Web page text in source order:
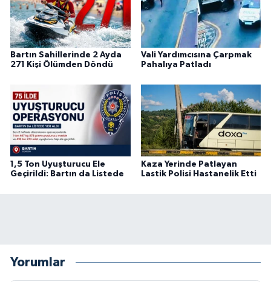
Bartın Sahillerinde 2 Ayda
271 Kişi Ölümden Döndü
Vali Yardımcısına Çarpmak
Pahalıya Patladı
1,5 Ton Uyuşturucu Ele
Geçirildi: Bartın da Listede
Kaza Yerinde Patlayan
Lastik Polisi Hastanelik Etti
Yorumlar